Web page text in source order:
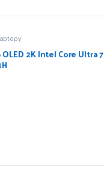
2K Intel Core Ultra 7